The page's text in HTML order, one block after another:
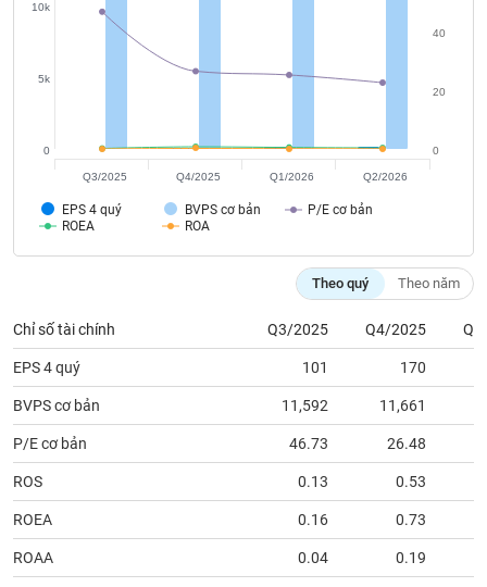
EPS 4 quý BVPS cơ bản
P/E cơ bản
ROEA
ROA
0
5k
10k
0
20
40
Q3/2025 Q4/2025 Q1/2026 Q2/2026
Theo quý Theo năm
Chỉ số tài chính Q3/2025 Q4/2025
EPS 4 quý 101 170
BVPS cơ bản 11,592 11,661
P/E cơ bản 46.73 26.48
ROS 0.13 0.53
ROEA 0.16 0.73
ROAA 0.04 0.19
chính